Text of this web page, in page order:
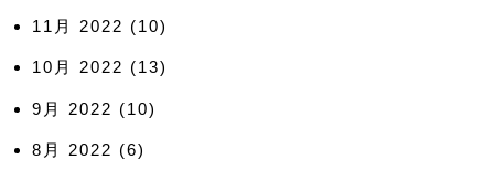
11月 2022 (10)
10月 2022 (13)
9月 2022 (10)
8月 2022 (6)